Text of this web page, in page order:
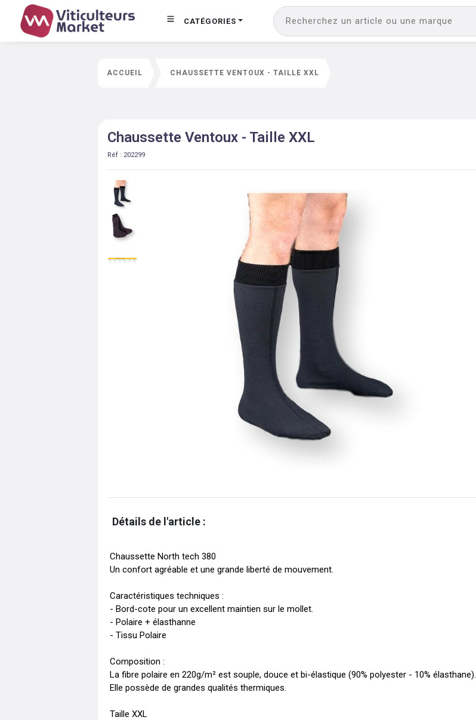
CATÉGORIES
ACCUEIL CHAUSSETTE VENTOUX - TAILLE XXL
Chaussette Ventoux - Taille XXL
Réf : 202299
Détails de l'article :
Chaussette North tech 380
Un confort agréable et une grande liberté de mouvement.
Caractéristiques techniques :
- Bord-cote pour un excellent maintien sur le mollet.
- Polaire + élasthanne
- Tissu Polaire
Composition :
La fibre polaire en 220g/m² est souple, douce et bi-élastique (90% polyester - 10% élasthane).
Elle possède de grandes qualités thermiques.
Taille XXL